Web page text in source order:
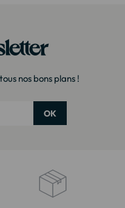
nos bons plans !
OK